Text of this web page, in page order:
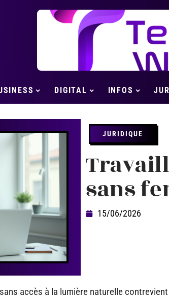
DIGITAL INFOS
JURIDIQUE
sans
15/06/2026
accès à la lumière naturelle